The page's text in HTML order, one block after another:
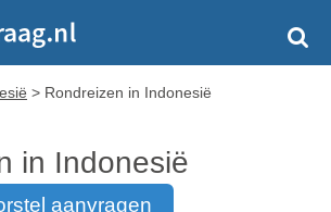
> Rondreizen in Indonesië
in Indonesië
aanvragen